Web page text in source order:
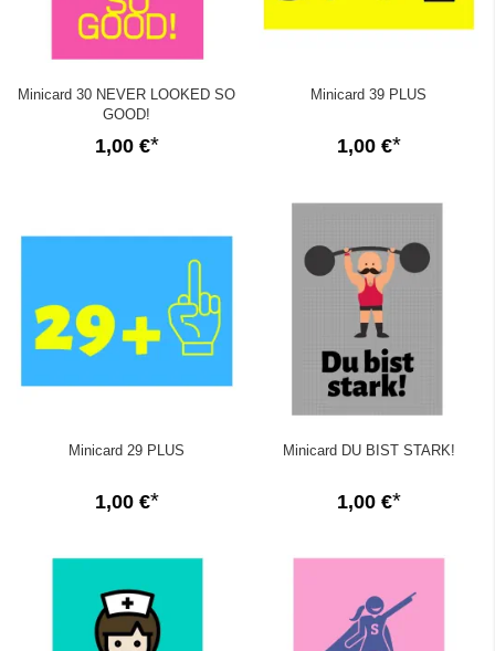
Minicard 30 NEVER LOOKED SO
GOOD!
1,00 €
Minicard 39 PLUS
1,00 €
Minicard 29 PLUS
1,00 €
Minicard DU BIST STARK!
1,00 €